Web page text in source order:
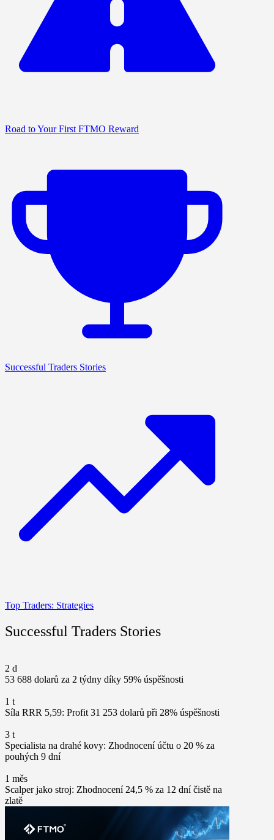
Road to Your First FTMO Reward
Successful Traders Stories
Top Traders: Strategies
Successful Traders Stories
2 d
53 688 dolarů za 2 týdny díky 59% úspěšnosti
1 t
Síla RRR 5,59: Profit 31 253 dolarů při 28% úspěšnosti
3 t
Specialista na drahé kovy: Zhodnocení účtu o 20 % za
pouhých 9 dní
1 měs
Scalper jako stroj: Zhodnocení 24,5 % za 12 dní čistě na
zlatě